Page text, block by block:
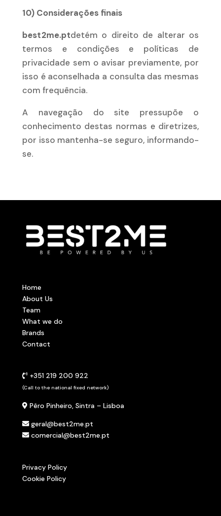
10) Considerações finais
best2me.ptdetém o direito de alterar os
termos e condições e políticas de
privacidade sem o avisar previamente, por
isso é aconselhada a consulta das mesmas
com frequência.
A navegação do site pressupõe o
conhecimento destas normas e diretrizes,
por isso mantenha-se seguro, informando-
se.
Home
About Us
Team
What we do
Brands
Contact
+351 219 200 922
(Call to the national fixed network)
Pêro Pinheiro, Sintra – Lisboa
geral@best2me.pt
comercial@best2me.pt
Privacy Policy
Cookie Policy